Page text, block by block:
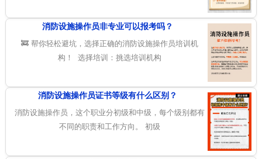
消防设施操作员非专业可以报考吗？
🚒 帮你轻松避坑，选择正确的消防设施操作员培训机
构！ 选择培训：挑选培训机构
消防设施操作员证书等级有什么区别？
消防设施操作员，这个职业分初级和中级，每个级别都有
不同的职责和工作方向。 初级